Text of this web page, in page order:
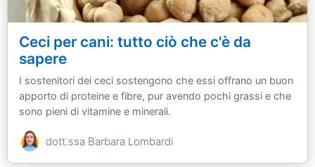
Ceci per cani: tutto ciò che c'è da
sapere
I sostenitori dei ceci sostengono che essi offrano un buon
apporto di proteine e fibre, pur avendo pochi grassi e che
sono pieni di vitamine e minerali.
dott.ssa Barbara Lombardi